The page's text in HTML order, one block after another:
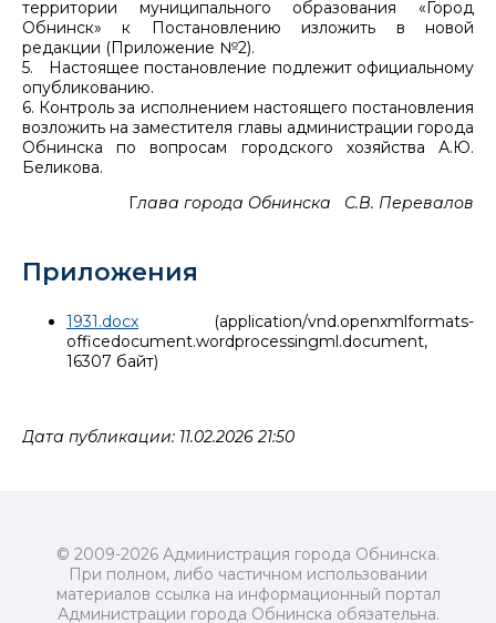
территории муниципального образования «Город
Обнинск» к Постановлению изложить в новой
редакции (Приложение №2).
5. Настоящее постановление подлежит официальному
опубликованию.
6. Контроль за исполнением настоящего постановления
возложить на заместителя главы администрации города
Обнинска по вопросам городского хозяйства А.Ю.
Беликова.
Глава города Обнинска С.В. Перевалов
Приложения
1931.docx (application/vnd.openxmlformats-
officedocument.wordprocessingml.document,
16307 байт)
Дата публикации: 11.02.2026 21:50
© 2009-2026 Администрация города Обнинска.
При полном, либо частичном использовании
материалов ссылка на информационный портал
Администрации города Обнинска обязательна.